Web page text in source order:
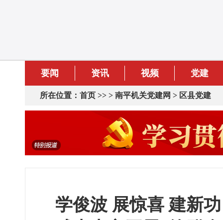
要闻 资讯 视频 党建
所在位置： 首页 >> > 南平机关党建网 > 区县党建
学俊波 展惊喜 建新